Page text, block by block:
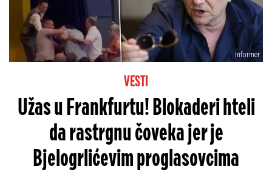
Informer
VESTI
Užas u Frankfurtu! Blokaderi hteli
da rastrgnu čoveka jer je
Bjelogrlićevim proglasovcima